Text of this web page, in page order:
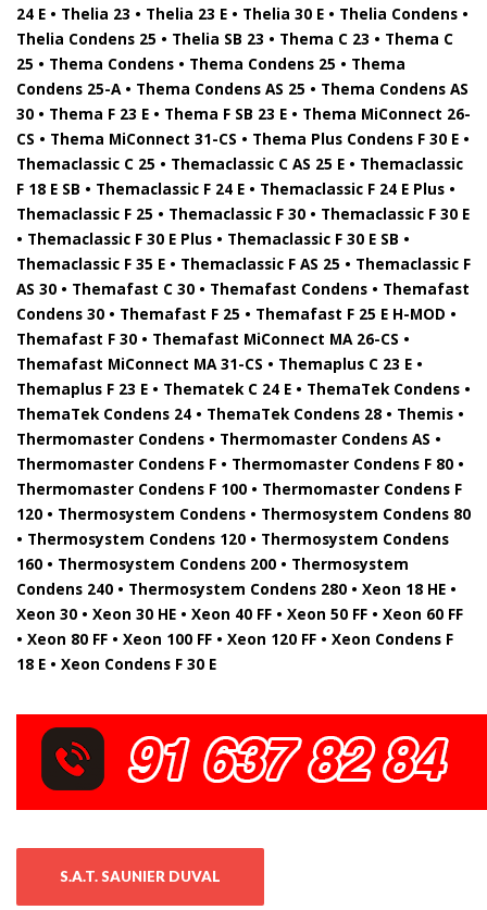
24 E • Thelia 23 • Thelia 23 E • Thelia 30 E • Thelia Condens •
Thelia Condens 25 • Thelia SB 23 • Thema C 23 • Thema C
25 • Thema Condens • Thema Condens 25 • Thema
Condens 25-A • Thema Condens AS 25 • Thema Condens AS
30 • Thema F 23 E • Thema F SB 23 E • Thema MiConnect 26-
CS • Thema MiConnect 31-CS • Thema Plus Condens F 30 E •
Themaclassic C 25 • Themaclassic C AS 25 E • Themaclassic
F 18 E SB • Themaclassic F 24 E • Themaclassic F 24 E Plus •
Themaclassic F 25 • Themaclassic F 30 • Themaclassic F 30 E
• Themaclassic F 30 E Plus • Themaclassic F 30 E SB •
Themaclassic F 35 E • Themaclassic F AS 25 • Themaclassic F
AS 30 • Themafast C 30 • Themafast Condens • Themafast
Condens 30 • Themafast F 25 • Themafast F 25 E H-MOD •
Themafast F 30 • Themafast MiConnect MA 26-CS •
Themafast MiConnect MA 31-CS • Themaplus C 23 E •
Themaplus F 23 E • Thematek C 24 E • ThemaTek Condens •
ThemaTek Condens 24 • ThemaTek Condens 28 • Themis •
Thermomaster Condens • Thermomaster Condens AS •
Thermomaster Condens F • Thermomaster Condens F 80 •
Thermomaster Condens F 100 • Thermomaster Condens F
120 • Thermosystem Condens • Thermosystem Condens 80
• Thermosystem Condens 120 • Thermosystem Condens
160 • Thermosystem Condens 200 • Thermosystem
Condens 240 • Thermosystem Condens 280 • Xeon 18 HE •
Xeon 30 • Xeon 30 HE • Xeon 40 FF • Xeon 50 FF • Xeon 60 FF
• Xeon 80 FF • Xeon 100 FF • Xeon 120 FF • Xeon Condens F
18 E • Xeon Condens F 30 E
S.A.T. SAUNIER DUVAL